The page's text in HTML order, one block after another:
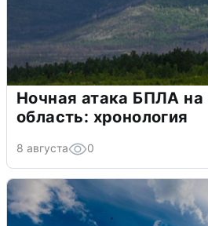
Ночная атака БПЛА
область: хронология
8 августа 0